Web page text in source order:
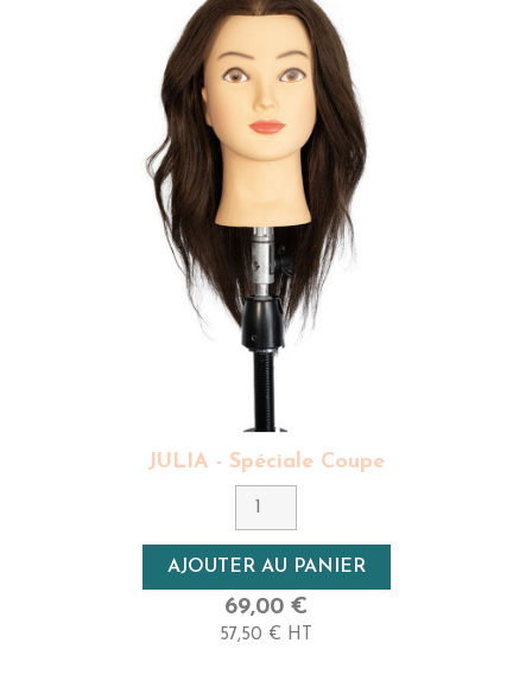
JULIA - Spéciale Coupe
AJOUTER AU PANIER
69,00 €
57,50 € HT